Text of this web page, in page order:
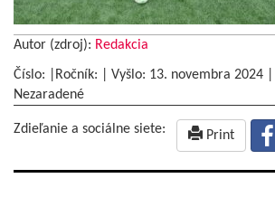
Autor (zdroj): Redakcia
Číslo: |Ročník: | Vyšlo: 13. novembra 2024
Nezaradené
Zdieľanie a sociálne siete: Print